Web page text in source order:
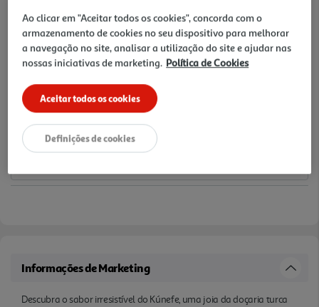
conquista os paladares mais exigentes.
52.72 €/Kg
Notas de preparação
Informações de Marketing
Descubra o sabor irresistível do Kúnefe, uma joia da doçaria turca
Ao clicar em "Aceitar todos os cookies", concorda com o
armazenamento de cookies no seu dispositivo para melhorar
a navegação no site, analisar a utilização do site e ajudar nas
nossas iniciativas de marketing. Política de Cookies
Aceitar todos os cookies
Definições de cookies